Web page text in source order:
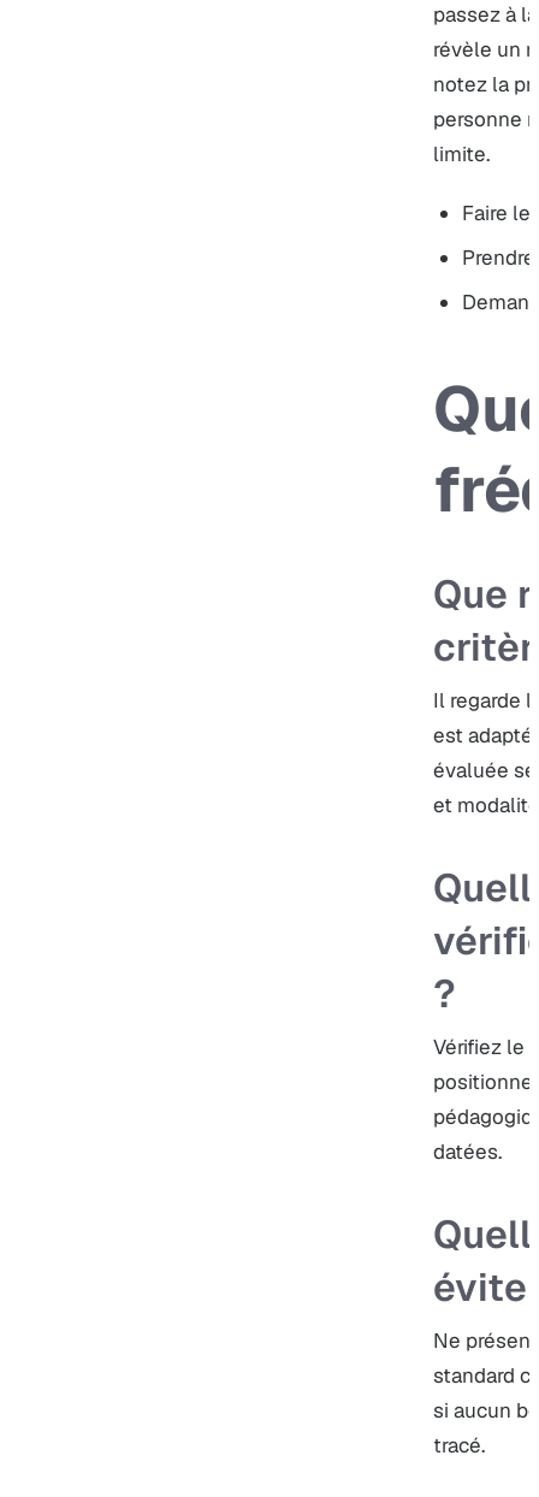
passez à
révèle un
notez la
personne
limite.
Faire
Que
Il regarde
est
évaluée
et
?
Vérifiez le
datées.
Ne
standard
si aucun
tracé.